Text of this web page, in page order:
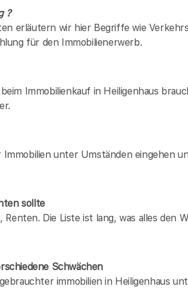
?
erläutern wir hier Begriffe wie
für den Immobilienerwerb.
Immobilienkauf in Heiligenhaus
unter Umständen eingehen
sollte
Die Liste ist lang, was alles den
Schwächen
immobilien in Heiligenhaus